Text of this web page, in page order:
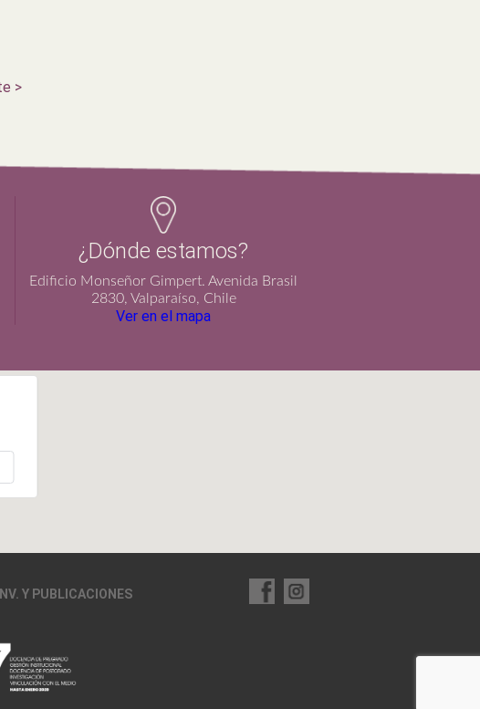
>
¿Dónde estamos?
Edificio Monseñor Gimpert. Avenida Brasil
2830, Valparaíso, Chile
Ver en el mapa
INV. Y PUBLICACIONES